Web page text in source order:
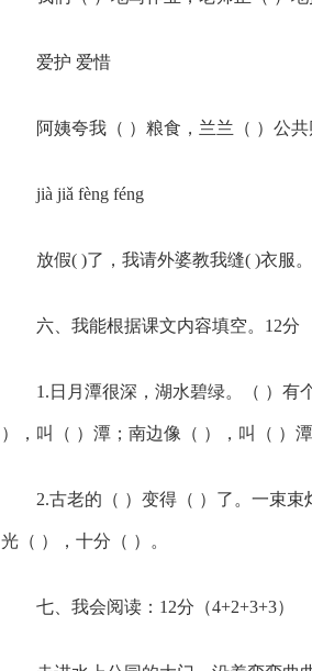
爱护 爱惜
阿姨夸我（ ）粮食，兰兰（ ）公共
jià jiǎ fèng féng
放假( )了，我请外婆教我缝( )衣服。
六、我能根据课文内容填空。12分
1.日月潭很深，湖水碧绿。（ ）有
），叫（ ）潭；南边像（ ），叫（ ）潭
2.古老的（ ）变得（ ）了。一束
光（ ），十分（ ）。
七、我会阅读：12分（4+2+3+3）